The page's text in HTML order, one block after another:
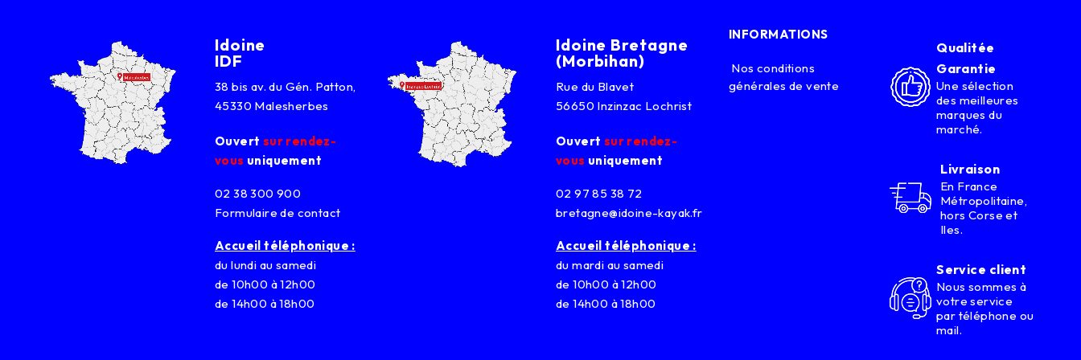
Idoine
IDF
38 bis av. du Gén. Patton,
45330 Malesherbes
Ouvert sur rendez-
vous uniquement
02 38 300 900
Formulaire de contact
Accueil téléphonique :
du lundi au samedi
de 10h00 à 12h00
de 14h00 à 18h00
Idoine Bretagne
(Morbihan)
Rue du Blavet
56650 Inzinzac Lochrist
Ouvert sur rendez-
vous uniquement
02 97 85 38 72
bretagne@idoine-kayak.fr
Accueil téléphonique :
du mardi au samedi
de 10h00 à 12h00
de 14h00 à 18h00
INFORMATIONS
Nos conditions
générales de vente
Qualitée
Garantie
Une sélection
des meilleures
marques du
marché.
Livraison
En France
Métropolitaine,
hors Corse et
Iles.
Service client
Nous sommes à
votre service
par téléphone ou
mail.